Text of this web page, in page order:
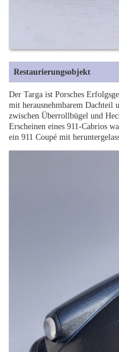
Restaurierungsobjekt
Der Targa ist Porsches
mit herausnehmbarem
zwischen Überrollbügel und
Erscheinen eines 911-Cabrios
ein 911 Coupé mit